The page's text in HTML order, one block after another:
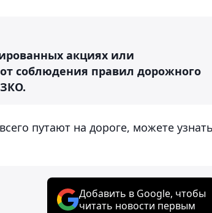
акциях или
соблюдения правил дорожного
путают на дороге, можете
Добавить в Google, чтобы
читать новости первым